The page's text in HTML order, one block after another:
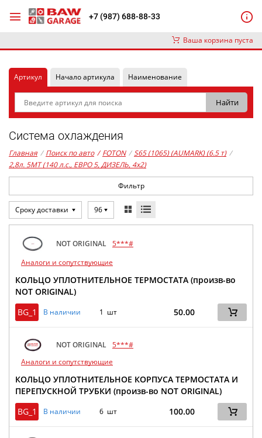
+7 (987) 688-88-33
Ваша корзина пуста
Артикул Начало артикула Наименование
Система охлаждения
Главная / Поиск по авто / FOTON / S65 (1065) (AUMARK) (6.5 т) /
2,8л. 5MT (140 л.с., ЕВРО 5, ДИЗЕЛЬ, 4x2)
Фильтр
Сроку доставки 96
NOT ORIGINAL 5***#
Аналоги и сопутствующие
КОЛЬЦО УПЛОТНИТЕЛЬНОЕ ТЕРМОСТАТА (произв-во
NOT ORIGINAL)
BG_1
В наличии 1 шт 50.00
NOT ORIGINAL 5***#
Аналоги и сопутствующие
КОЛЬЦО УПЛОТНИТЕЛЬНОЕ КОРПУСА ТЕРМОСТАТА И
ПЕРЕПУСКНОЙ ТРУБКИ (произв-во NOT ORIGINAL)
BG_1
В наличии 6 шт 100.00